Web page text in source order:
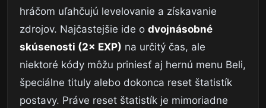
hráčom uľahčujú levelovanie a získavanie
zdrojov. Najčastejšie ide o dvojnásobné
skúsenosti (2× EXP) na určitý čas, ale
niektoré kódy môžu priniesť aj hernú menu Beli,
špeciálne tituly alebo dokonca reset štatistík
postavy. Práve reset štatistík je mimoriadne